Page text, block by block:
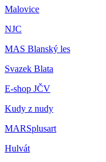
Malovice
NJC
MAS Blanský les
Svazek Blata
E-shop JČV
Kudy z nudy
MARSplusart
Hulvát